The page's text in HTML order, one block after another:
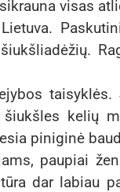
visas
kelių
piniginė
paupiai
dar labiau